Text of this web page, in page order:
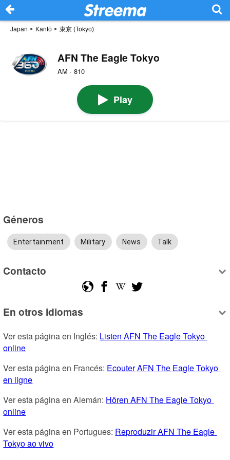
Japan > Kantō > 東京 (Tokyo)
AFN The Eagle Tokyo
AM · 810
Play
Géneros
Entertainment Military News Talk
Contacto
En otros idiomas
Ver esta página en Inglés: Listen AFN The Eagle Tokyo
online
Ver esta página en Francés: Ecouter AFN The Eagle Tokyo
en ligne
Ver esta página en Alemán: Hören AFN The Eagle Tokyo
online
Ver esta página en Portugues: Reproduzir AFN The Eagle
Tokyo ao vivo